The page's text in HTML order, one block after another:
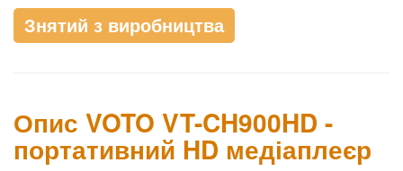
Знятий з виробництва
Опис VOTO VT-CH900HD -
портативний HD медіаплеєр